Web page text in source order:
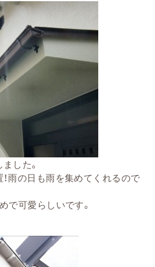
した。
雨の日も雨を集めてくれるので
で可愛らしいです。